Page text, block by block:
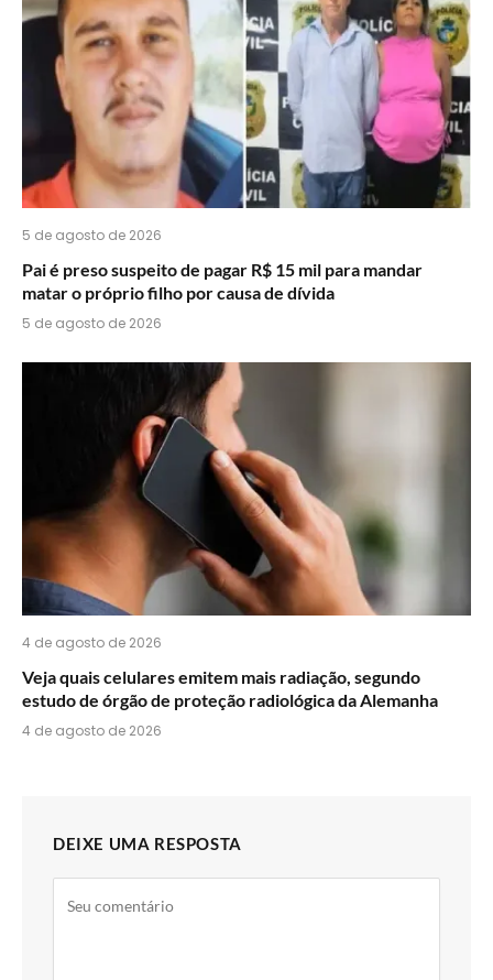
5 de agosto de 2026
Pai é preso suspeito de pagar R$ 15 mil para mandar
matar o próprio filho por causa de dívida
5 de agosto de 2026
4 de agosto de 2026
Veja quais celulares emitem mais radiação, segundo
estudo de órgão de proteção radiológica da Alemanha
4 de agosto de 2026
DEIXE UMA RESPOSTA